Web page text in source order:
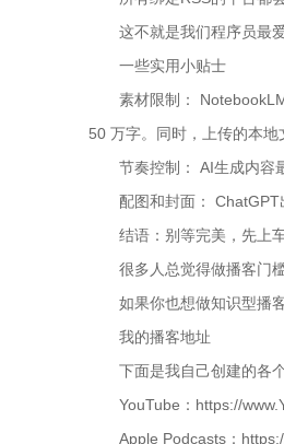
这不就是我们程序员最
一些实用小贴士
素材限制：
50 万字。同时，上传的本
节奏控制： AI生成内容
配图和封面： ChatGPT
结语：别等完美，先上
很多人总觉得做播客门
如果你也想做知识型播
我的播客地址
下面是我自己创建的各
YouTube：https://
Apple Podcasts：